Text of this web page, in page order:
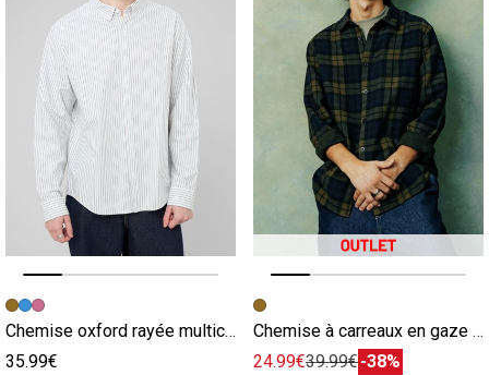
Image précédente
Image suivante
Chemise oxford rayée multicolore
35.99€
Image précédente
Image suivante
Chemise à carreaux en gaze de coton multicolore
24.99€39.99€-38%